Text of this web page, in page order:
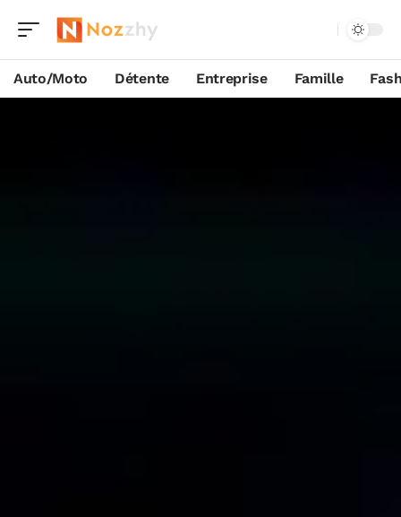
Auto/Moto Détente Entreprise Famille